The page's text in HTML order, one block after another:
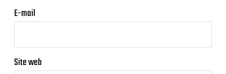
E-mail
Site web